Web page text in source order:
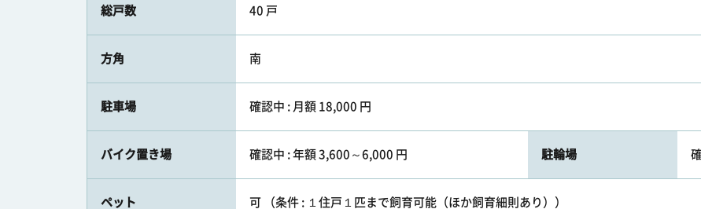
総戸数 40 戸
方角 南
駐車場 確認中 : 月額 18,000 円
バイク置き場 確認中 : 年額 3,600～6,000 円 駐輪場
ペット 可 （条件 : １住戸１匹まで飼育可能（ほか飼育細則あり））